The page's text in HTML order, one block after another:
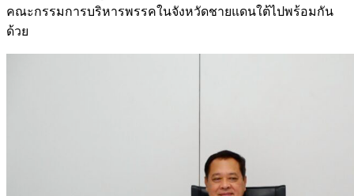
คณะกรรมการบริหารพรรคในจังหวัดชายแดนใต้ไปพร้อมกัน
ด้วย